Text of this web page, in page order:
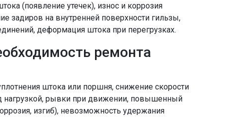
(появление утечек), износ и коррозия
задиров на внутренней поверхности гильзы,
деформация штока при перегрузках.
ремонта
штока или поршня, снижение скорости
рывки при движении, повышенный
изгиб), невозможность удержания